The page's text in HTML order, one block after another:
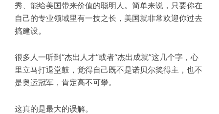
秀、能给美国带来价值的聪明人。简单来说，只要你在
自己的专业领域里有一技之长，美国就非常欢迎你过去
搞建设。
很多人一听到“杰出人才”或者“杰出成就”这几个字，心
里立马打退堂鼓，觉得自己既不是诺贝尔奖得主，也不
是奥运冠军，肯定高不可攀。
这真的是最大的误解。